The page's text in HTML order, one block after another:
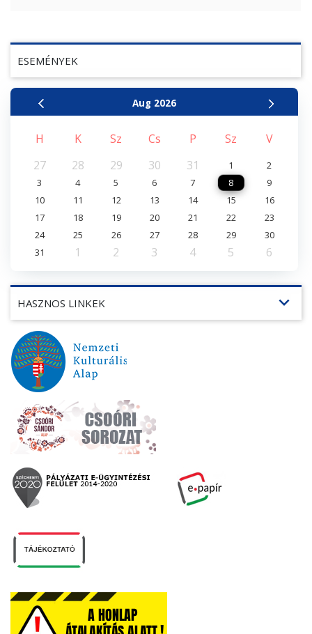
ESEMÉNYEK
Aug 2026
H K Sz Cs P Sz
V
27
28 29 30 31 1
2
3
4 5 6 7 8
9
10
11 12 13 14 15
16
17
18 19 20 21 22
23
24
25 26 27 28 29
30
31
1 2 3 4 5 6
HASZNOS LINKEK expand_more